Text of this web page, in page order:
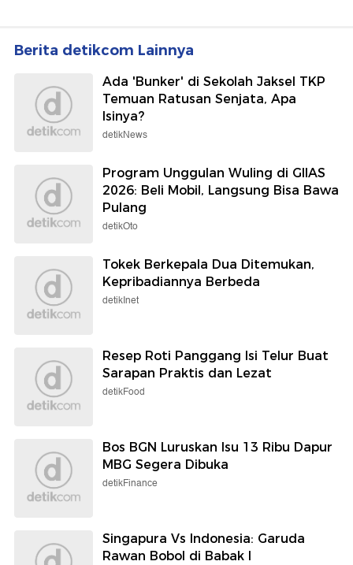
Berita detikcom Lainnya
Ada 'Bunker' di Sekolah Jaksel TKP
Temuan Ratusan Senjata, Apa
Isinya?
detikNews
Program Unggulan Wuling di GIIAS
2026: Beli Mobil, Langsung Bisa Bawa
Pulang
detikOto
Tokek Berkepala Dua Ditemukan,
Kepribadiannya Berbeda
detikInet
Resep Roti Panggang Isi Telur Buat
Sarapan Praktis dan Lezat
detikFood
Bos BGN Luruskan Isu 13 Ribu Dapur
MBG Segera Dibuka
detikFinance
Singapura Vs Indonesia: Garuda
Rawan Bobol di Babak I